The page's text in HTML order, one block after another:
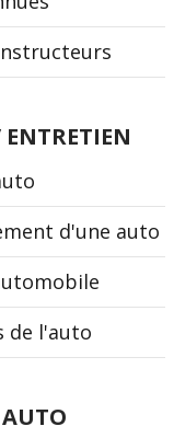
d'une auto
de l'auto